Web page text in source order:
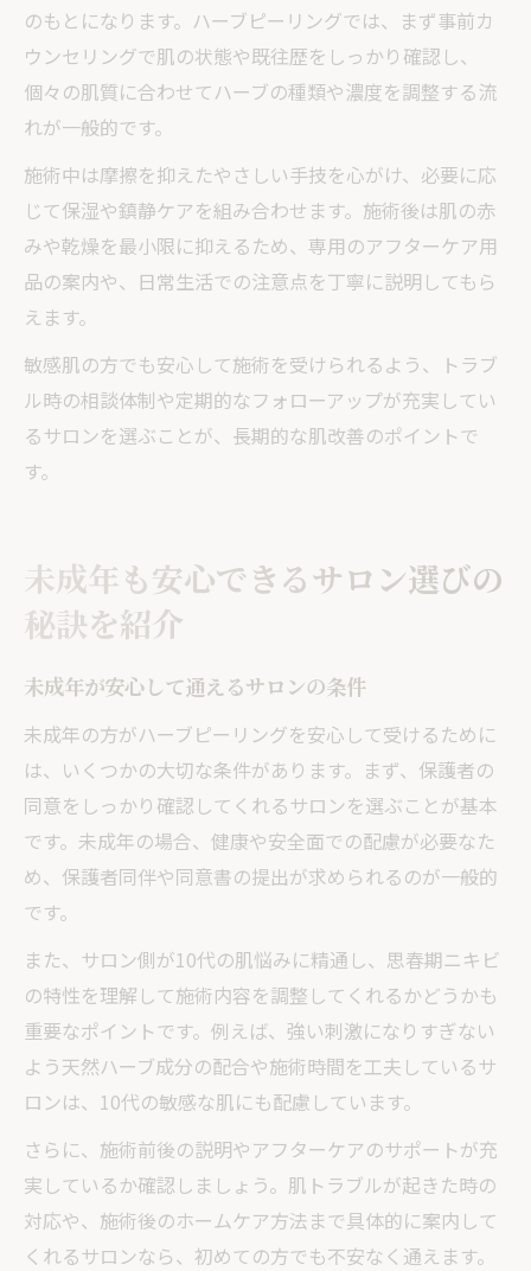
のもとになります。ハーブピーリングでは、まず事前カ
ウンセリングで肌の状態や既往歴をしっかり確認し、
個々の肌質に合わせてハーブの種類や濃度を調整する流
れが一般的です。
施術中は摩擦を抑えたやさしい手技を心がけ、必要に応
じて保湿や鎮静ケアを組み合わせます。施術後は肌の赤
みや乾燥を最小限に抑えるため、専用のアフターケア用
品の案内や、日常生活での注意点を丁寧に説明してもら
えます。
敏感肌の方でも安心して施術を受けられるよう、トラブ
ル時の相談体制や定期的なフォローアップが充実してい
るサロンを選ぶことが、長期的な肌改善のポイントで
す。
未成年も安心できるサロン選びの
秘訣を紹介
未成年が安心して通えるサロンの条件
未成年の方がハーブピーリングを安心して受けるために
は、いくつかの大切な条件があります。まず、保護者の
同意をしっかり確認してくれるサロンを選ぶことが基本
です。未成年の場合、健康や安全面での配慮が必要なた
め、保護者同伴や同意書の提出が求められるのが一般的
です。
また、サロン側が10代の肌悩みに精通し、思春期ニキビ
の特性を理解して施術内容を調整してくれるかどうかも
重要なポイントです。例えば、強い刺激になりすぎない
よう天然ハーブ成分の配合や施術時間を工夫しているサ
ロンは、10代の敏感な肌にも配慮しています。
さらに、施術前後の説明やアフターケアのサポートが充
実しているか確認しましょう。肌トラブルが起きた時の
対応や、施術後のホームケア方法まで具体的に案内して
くれるサロンなら、初めての方でも不安なく通えます。